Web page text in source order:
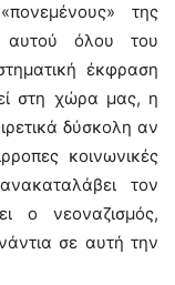
της
αυτού όλου του
έκφραση
στη χώρα μας, η
δύσκολη αν
κοινωνικές
τον
ο νεοναζισμός,
σε αυτή την